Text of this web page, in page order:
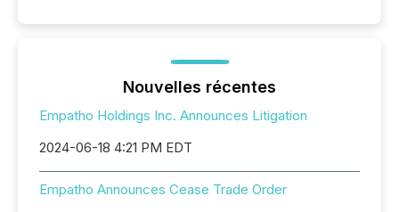
Nouvelles récentes
Empatho Holdings Inc. Announces Litigation
2024-06-18 4:21 PM EDT
Empatho Announces Cease Trade Order